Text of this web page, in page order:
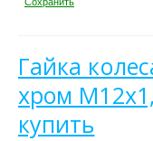
Гайка
хром
купить